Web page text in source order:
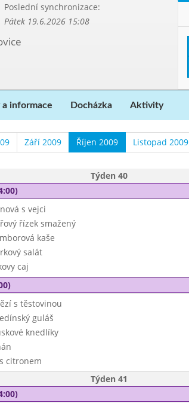
Poslední synchronizace:
Pátek 19.6.2026 15:08
a informace Docházka Aktivity
Září 2009 Říjen 2009 Listopad 2009
Týden 40
s vejci
řízek smažený
kaše
salát
caj
s těstovinou
guláš
knedlíky
citronem
Týden 41